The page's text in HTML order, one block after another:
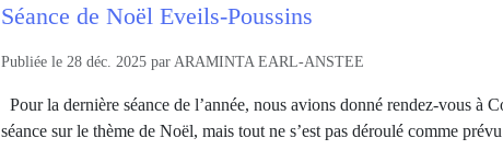
Séance de Noël Eveils-Poussins
Publiée le 28 déc. 2025 par ARAMINTA EARL-ANSTEE
Pour la dernière séance de l’année, nous avions donné rendez-vous à
séance sur le thème de Noël, mais tout ne s’est pas déroulé comme